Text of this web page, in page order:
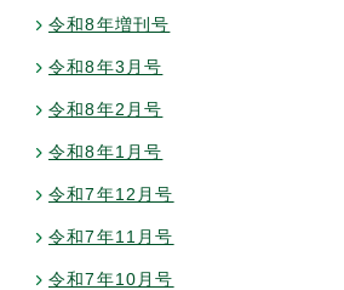
令和8年増刊号
令和8年3月号
令和8年2月号
令和8年1月号
令和7年12月号
令和7年11月号
令和7年10月号